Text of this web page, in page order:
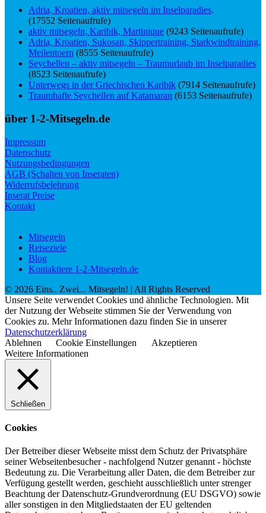
Adria, Kroatien, aktiv mitsegeln im Inselparadies,
(17552 Seitenaufrufe)
aktiv mitsegeln, Karibik, Martinique (9243 Seitenaufrufe)
Adria, Kroatien, Sukosan, Skippertraining, Starkwindtraining,
Meilentoern (8555 Seitenaufrufe)
Seychellen – aktiv mitsegeln – Traumurlaub im Inselparadies
(8523 Seitenaufrufe)
Unterwegs in der Griechischen Karibik (7914 Seitenaufrufe)
Traumhafte Seychellen auf Katamaran (6153 Seitenaufrufe)
über 1-2-Mitsegeln.de
Impressum
Datenschutz
Nutzungsbedingungen
AGB (Schalten von Inseraten)
Widerrufsbelehrung
Inserat Preise
Kontakt
Mitsegeln
Reiseziele
Blog
Kontaktiere 1-2-Mitsegeln.de
© 2026 Eins.. Zwei... Mitsegeln! | All Rights Reserved
Unsere Seite verwendet Cookies und ähnliche Technologien. Mit
der Nutzung der Webseite stimmen Sie der Verwendung von
Cookies zu. Mehr Informationen dazu finden Sie in unserer
Datenschutzerklärung
Ablehnen
Cookie Einstellungen
Akzeptieren
Weitere Informationen
Schließen
Cookies
Der Betreiber dieser Webseite misst dem Schutz der Privatsphäre
seiner Webseitenbesucher - nachfolgend Nutzer genannt - höchste
Bedeutung zu. Die Verarbeitung aller Daten, die dem Betreiber zur
Verfügung gestellt werden, geschieht ausschließlich unter strenger
Beachtung der Datenschutz-Grundverordnung (EU DSGVO) sowie
aller sonstigen in den Mitgliedstaaten der EU geltenden